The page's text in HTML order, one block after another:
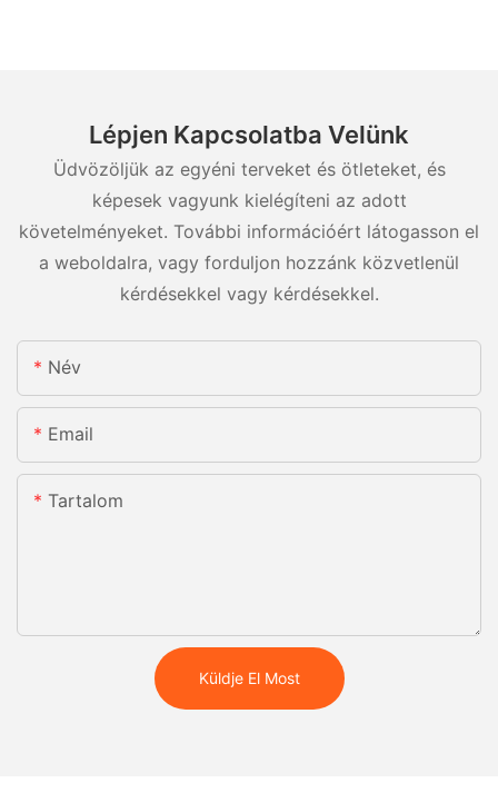
Lépjen Kapcsolatba Velünk
Üdvözöljük az egyéni terveket és ötleteket, és
képesek vagyunk kielégíteni az adott
követelményeket. További információért látogasson el
a weboldalra, vagy forduljon hozzánk közvetlenül
kérdésekkel vagy kérdésekkel.
Név
Email
Tartalom
Küldje El Most